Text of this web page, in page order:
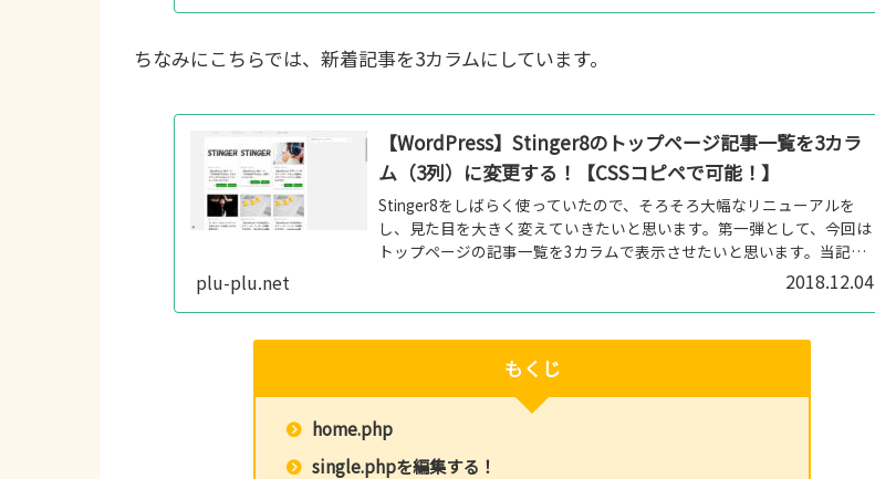
ちなみにこちらでは、新着記事を3カラムにしています。
【WordPress】Stinger8のトップページ記事一覧を3カラ
ム（3列）に変更する！【CSSコピペで可能！】
Stinger8をしばらく使っていたので、そろそろ大幅なリニューアルを
し、見た目を大きく変えていきたいと思います。第一弾として、今回は
トップページの記事一覧を3カラムで表示させたいと思います。当記事
plu-plu.net 2018.12.04
もくじ
home.php
single.phpを編集する！